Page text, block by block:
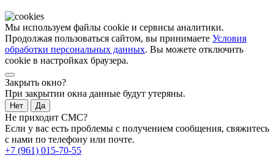
Мы используем файлы cookie и сервисы аналитики.
Продолжая пользоваться сайтом, вы принимаете Условия
обработки персональных данных. Вы можете отключить
cookie в настройках браузера.
Закрыть окно?
При закрытии окна данные будут утеряны.
Нет Да
Не приходит СМС?
Если у вас есть проблемы с получением сообщения, свяжитесь
с нами по телефону или почте.
+7 (961) 015-70-55